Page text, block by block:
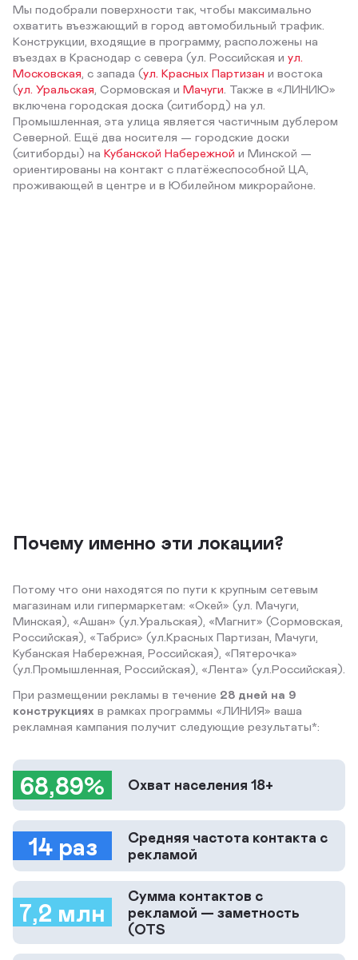
Мы подобрали поверхности так, чтобы максимально
охватить въезжающий в город автомобильный трафик.
Конструкции, входящие в программу, расположены на
въездах в Краснодар с севера (ул. Российская и ул.
Московская , с запада (ул. Красных Партизан и востока
(ул. Уральская , Сормовская и Мачуги . Также в «ЛИНИЮ»
включена городская доска (ситиборд) на ул.
Промышленная, эта улица является частичным дублером
Северной. Ещё два носителя — городские доски
(ситиборды) на Кубанской Набережной и Минской —
ориентированы на контакт с платёжеспособной ЦА,
проживающей в центре и в Юбилейном микрорайоне.
Почему именно эти локации?
Потому что они находятся по пути к крупным сетевым
магазинам или гипермаркетам: «Окей» (ул. Мачуги,
Минская), «Ашан» (ул.Уральская), «Магнит» (Сормовская,
Российская), «Табрис» (ул.Красных Партизан, Мачуги,
Кубанская Набережная, Российская), «Пятерочка»
(ул.Промышленная, Российская), «Лента» (ул.Российская).
При размещении рекламы в течение 28 дней на 9
конструкциях в рамках программы «ЛИНИЯ» ваша
рекламная кампания получит следующие результаты*:
68,89% Охват населения 18+
14 раз
Средняя частота контакта с
рекламой
7,2 млн
Сумма контактов с
рекламой — заметность
(OTS